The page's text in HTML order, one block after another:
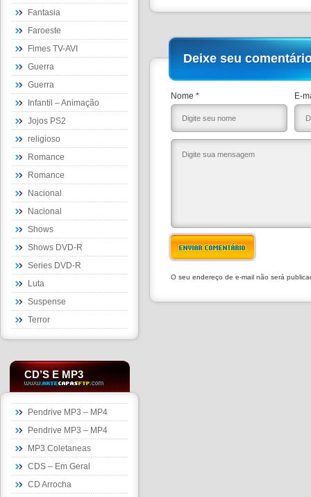
Fantasia
Faroeste
Fimes TV-AVI
Guerra
Guerra
Infantil – Animação
Jojos PS2
religioso
Romance
Romance
Nacional
Nacional
Shows
Shows DVD-R
Series DVD-R
Luta
Suspense
Terror
CD’S E MP3
Pendrive MP3 – MP4
Pendrive MP3 – MP4
MP3 Coletaneas
CDS – Em Geral
CD Arrocha
Deixe seu
Nome * E-
ENVIAR COMENTÁRIO
O seu endereço de e-mail não será